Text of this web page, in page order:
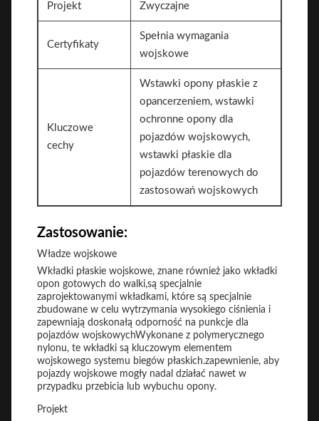
Projekt Zwyczajne
Certyfikaty
Spełnia wymagania
wojskowe
Kluczowe
cechy
Wstawki opony płaskie z
opancerzeniem, wstawki
ochronne opony dla
pojazdów wojskowych,
wstawki płaskie dla
pojazdów terenowych do
zastosowań wojskowych
Zastosowanie:
Władze wojskowe
Wkładki płaskie wojskowe, znane również jako wkładki
opon gotowych do walki,są specjalnie
zaprojektowanymi wkładkami, które są specjalnie
zbudowane w celu wytrzymania wysokiego ciśnienia i
zapewniają doskonałą odporność na punkcje dla
pojazdów wojskowychWykonane z polymerycznego
nylonu, te wkładki są kluczowym elementem
wojskowego systemu biegów płaskich.zapewnienie, aby
pojazdy wojskowe mogły nadal działać nawet w
przypadku przebicia lub wybuchu opony.
Projekt